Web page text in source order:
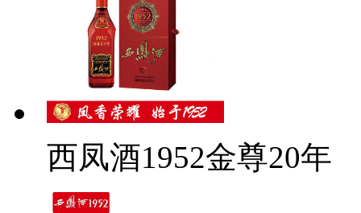
西凤酒1952金尊20年